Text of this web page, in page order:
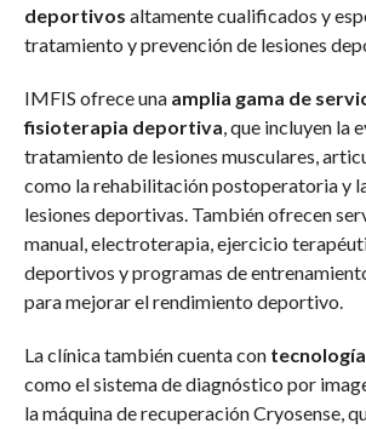
deportivos altamente cualificados y
tratamiento y prevención de lesiones
IMFIS ofrece una amplia gama de
fisioterapia deportiva, que incluyen la
tratamiento de lesiones musculares,
como la rehabilitación postoperatoria y
lesiones deportivas. También ofrecen
manual, electroterapia, ejercicio
deportivos y programas de
para mejorar el rendimiento deportivo.
La clínica también cuenta con
como el sistema de diagnóstico por
la máquina de recuperación Cryosense,